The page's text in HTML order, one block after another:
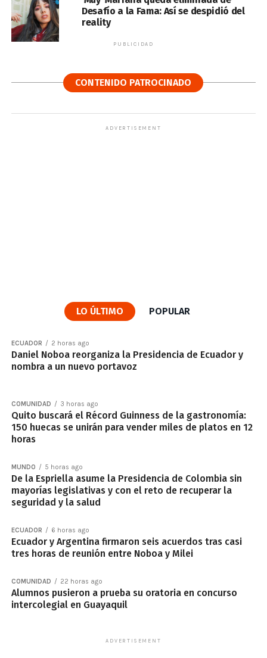
Desafío a la Fama: Así se despidió del
reality
PUBLICIDAD
CONTENIDO PATROCINADO
ADVERTISEMENT
LO ÚLTIMO POPULAR
ECUADOR 2 horas ago
Daniel Noboa reorganiza la Presidencia de Ecuador y
nombra a un nuevo portavoz
COMUNIDAD 3 horas ago
Quito buscará el Récord Guinness de la gastronomía:
150 huecas se unirán para vender miles de platos en 12
horas
MUNDO 5 horas ago
De la Espriella asume la Presidencia de Colombia sin
mayorías legislativas y con el reto de recuperar la
seguridad y la salud
ECUADOR 6 horas ago
Ecuador y Argentina firmaron seis acuerdos tras casi
tres horas de reunión entre Noboa y Milei
COMUNIDAD 22 horas ago
Alumnos pusieron a prueba su oratoria en concurso
intercolegial en Guayaquil
ADVERTISEMENT